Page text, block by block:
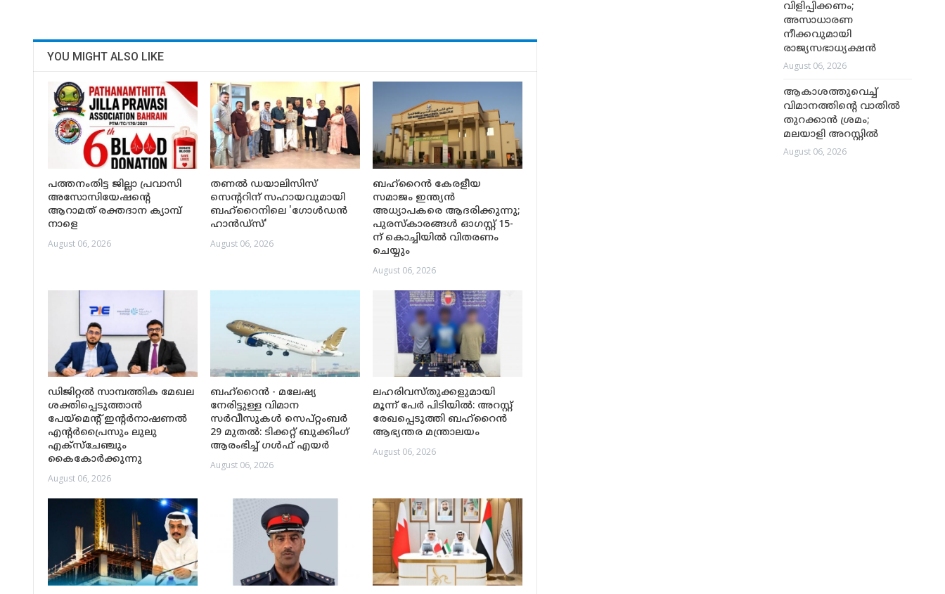
YOU MIGHT ALSO LIKE
പത്തനംതിട്ട ജില്ലാ പ്രവാസി
അസോസിയേഷന്റെ
ആറാമത് രക്തദാന ക്യാമ്പ്
നാളെ
August 06, 2026
തണൽ ഡയാലിസിസ്
സെന്ററിന് സഹായവുമായി
ബഹ്‌റൈനിലെ 'ഗോൾഡൻ
ഹാൻഡ്‌സ്'
August 06, 2026
ബഹ്‌റൈൻ കേരളീയ
സമാജം ഇന്ത്യൻ
അധ്യാപകരെ ആദരിക്കുന്നു;
പുരസ്‌കാരങ്ങൾ ഓഗസ്റ്റ് 15-
ന് കൊച്ചിയിൽ വിതരണം
ചെയ്യും
August 06, 2026
ഡിജിറ്റൽ സാമ്പത്തിക മേഖല
ശക്തിപ്പെടുത്താൻ
പേയ്‌മെന്റ് ഇന്റർനാഷണൽ
എന്റർപ്രൈസും ലുലു
എക്‌സ്‌ചേഞ്ചും
കൈകോർക്കുന്നു
August 06, 2026
ബഹ്‌റൈൻ - മലേഷ്യ
നേരിട്ടുള്ള വിമാന
സർവീസുകൾ സെപ്റ്റംബർ
29 മുതൽ: ടിക്കറ്റ് ബുക്കിംഗ്
ആരംഭിച്ച് ഗൾഫ് എയർ
August 06, 2026
ലഹരിവസ്തുക്കളുമായി
മൂന്ന് പേർ പിടിയിൽ: അറസ്റ്റ്
രേഖപ്പെടുത്തി ബഹ്‌റൈൻ
ആഭ്യന്തര മന്ത്രാലയം
August 06, 2026
വിളിപ്പിക്കണം;
അസാധാരണ
നീക്കവുമായി
രാജ്യസഭാധ്യക്ഷൻ
August 06, 2026
ആകാശത്തുവെച്ച്
വിമാനത്തിന്റെ വാതിൽ
തുറക്കാൻ ശ്രമം;
മലയാളി അറസ്റ്റിൽ
August 06, 2026